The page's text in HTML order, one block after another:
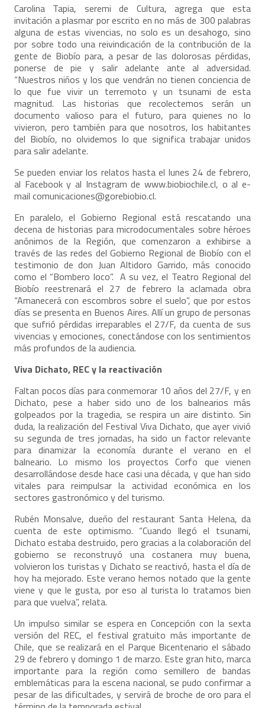
Carolina Tapia, seremi de Cultura, agrega que esta
invitación a plasmar por escrito en no más de 300 palabras
alguna de estas vivencias, no solo es un desahogo, sino
por sobre todo una reivindicación de la contribución de la
gente de Biobío para, a pesar de las dolorosas pérdidas,
ponerse de pie y salir adelante ante al adversidad.
“Nuestros niños y los que vendrán no tienen conciencia de
lo que fue vivir un terremoto y un tsunami de esta
magnitud. Las historias que recolectemos serán un
documento valioso para el futuro, para quienes no lo
vivieron, pero también para que nosotros, los habitantes
del Biobío, no olvidemos lo que significa trabajar unidos
para salir adelante.
Se pueden enviar los relatos hasta el lunes 24 de febrero,
al Facebook y al Instagram de www.biobiochile.cl, o al e-
mail comunicaciones@gorebiobio.cl.
En paralelo, el Gobierno Regional está rescatando una
decena de historias para microdocumentales sobre héroes
anónimos de la Región, que comenzaron a exhibirse a
través de las redes del Gobierno Regional de Biobío con el
testimonio de don Juan Altidoro Garrido, más conocido
como el “Bombero loco”. A su vez, el Teatro Regional del
Biobío reestrenará el 27 de febrero la aclamada obra
“Amanecerá con escombros sobre el suelo”, que por estos
días se presenta en Buenos Aires. Allí un grupo de personas
que sufrió pérdidas irreparables el 27/F, da cuenta de sus
vivencias y emociones, conectándose con los sentimientos
más profundos de la audiencia.
Viva Dichato, REC y la reactivación
Faltan pocos días para conmemorar 10 años del 27/F, y en
Dichato, pese a haber sido uno de los balnearios más
golpeados por la tragedia, se respira un aire distinto. Sin
duda, la realización del Festival Viva Dichato, que ayer vivió
su segunda de tres jornadas, ha sido un factor relevante
para dinamizar la economía durante el verano en el
balneario. Lo mismo los proyectos Corfo que vienen
desarrollándose desde hace casi una década, y que han sido
vitales para reimpulsar la actividad económica en los
sectores gastronómico y del turismo.
Rubén Monsalve, dueño del restaurant Santa Helena, da
cuenta de este optimismo. “Cuando llegó el tsunami,
Dichato estaba destruido, pero gracias a la colaboración del
gobierno se reconstruyó una costanera muy buena,
volvieron los turistas y Dichato se reactivó, hasta el día de
hoy ha mejorado. Este verano hemos notado que la gente
viene y que le gusta, por eso al turista lo tratamos bien
para que vuelva”, relata.
Un impulso similar se espera en Concepción con la sexta
versión del REC, el festival gratuito más importante de
Chile, que se realizará en el Parque Bicentenario el sábado
29 de febrero y domingo 1 de marzo. Este gran hito, marca
importante para la región como semillero de bandas
emblemáticas para la escena nacional, se pudo confirmar a
pesar de las dificultades, y servirá de broche de oro para el